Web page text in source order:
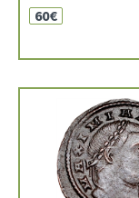
60€